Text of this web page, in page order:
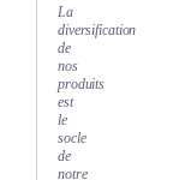
La
diversification
de
nos
produits
est
le
socle
de
notre